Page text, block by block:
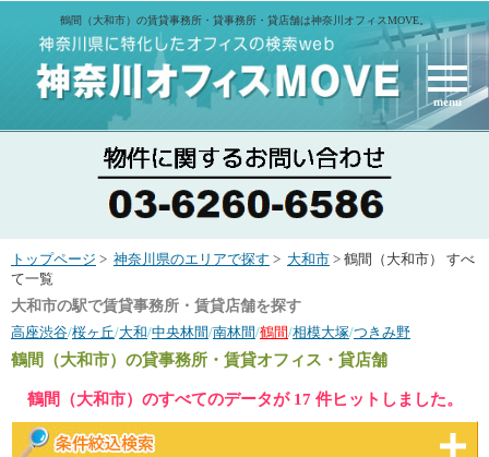
鶴間（大和市）の賃貸事務所・貸事務所・貸店舗は神奈川オフィスMOVE。
menu
トップページ > 神奈川県のエリアで探す > 大和市 > 鶴間（大和市） すべ
て一覧
大和市の駅で賃貸事務所・賃貸店舗を探す
高座渋谷/桜ヶ丘/大和/中央林間/南林間/鶴間/相模大塚/つきみ野
鶴間（大和市） の貸事務所・賃貸オフィス・貸店舗
鶴間（大和市）のすべてのデータが 17 件ヒットしました。